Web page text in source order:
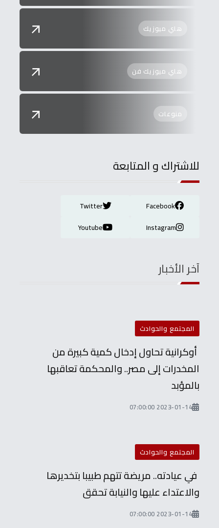
هاي ميوزيك
هاي ميوزيك فن
منوعات
للاشتراك و المتابعة
Facebook
Twitter
Instagram
Youtube
آخر الأخبار
المجتمع والحوادث
أوكرانية تحاول إدخال كمية كبيرة من
المخدرات إلى مصر.. والمحكمة تعاقبها
بالمؤبد
2023-01-14 07:00:00
المجتمع والحوادث
في عيادته.. مريضة تتهم طبيبا بتخديرها
والاعتداء عليها والنيابة تحقق
2023-01-14 07:00:00